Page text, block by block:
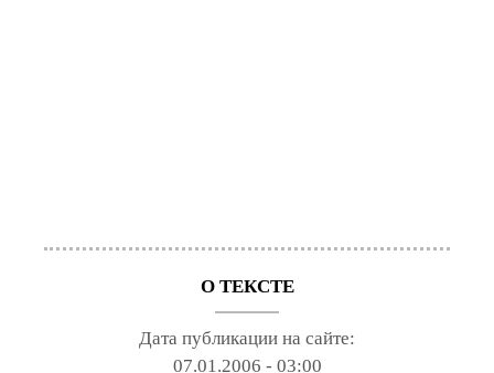
О ТЕКСТЕ
Дата публикации на сайте:
07.01.2006 - 03:00